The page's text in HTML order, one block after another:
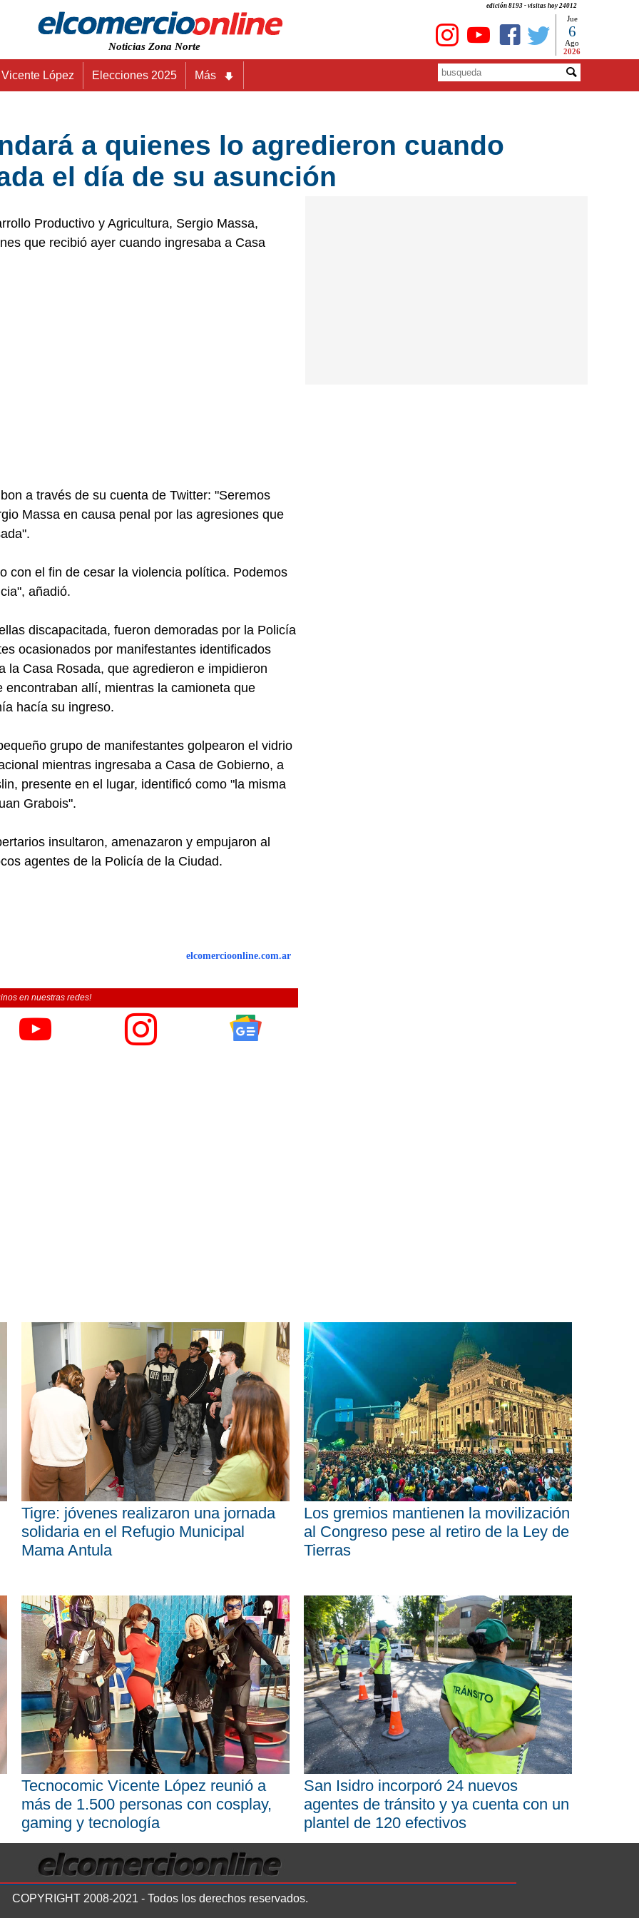
edición 8193 - visitas hoy 24012
Noticias Zona Norte
Jue
6
Ago
2026
Vicente López Elecciones 2025 Más
a quienes lo agredieron cuando
el día de su asunción
Productivo y Agricultura, Sergio Massa,
que recibió ayer cuando ingresaba a Casa
a través de su cuenta de Twitter: "Seremos
Massa en causa penal por las agresiones que
con el fin de cesar la violencia política. Podemos
añadió.
discapacitada, fueron demoradas por la Policía
ocasionados por manifestantes identificados
la Casa Rosada, que agredieron e impidieron
allí, mientras la camioneta que
hacía su ingreso.
grupo de manifestantes golpearon el vidrio
mientras ingresaba a Casa de Gobierno, a
presente en el lugar, identificó como "la misma
Grabois".
insultaron, amenazaron y empujaron al
agentes de la Policía de la Ciudad.
elcomercioonline.com.ar
en nuestras redes!
Tigre: jóvenes realizaron una jornada
solidaria en el Refugio Municipal
Mama Antula
Los gremios mantienen la movilización
al Congreso pese al retiro de la Ley de
Tierras
Tecnocomic Vicente López reunió a
más de 1.500 personas con cosplay,
gaming y tecnología
San Isidro incorporó 24 nuevos
agentes de tránsito y ya cuenta con un
plantel de 120 efectivos
COPYRIGHT 2008-2021 - Todos los derechos reservados.